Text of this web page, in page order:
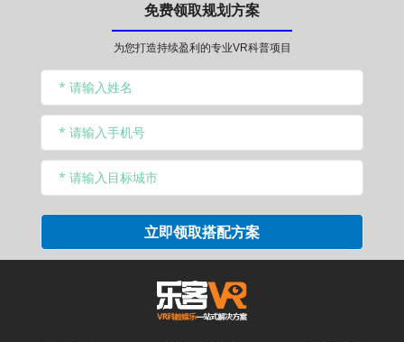
免费领取规划方案
为您打造持续盈利的专业VR科普项目